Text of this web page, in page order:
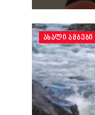
ᲐᲮᲐᲚᲘ ᲐᲛᲑᲔᲑᲘ